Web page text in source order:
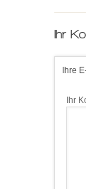
Ihr
Ihre
Ihr